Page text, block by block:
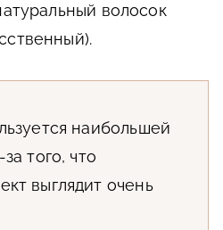
волосок
наибольшей
того, что
выглядит очень